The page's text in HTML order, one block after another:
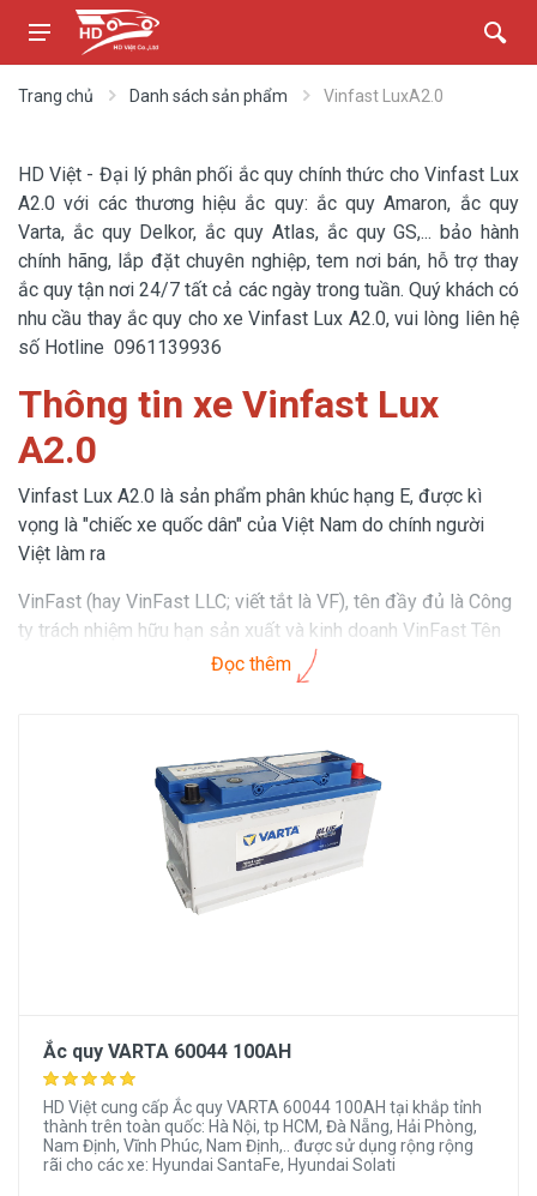
Trang chủ Danh sách sản phẩm Vinfast LuxA2.0
HD Việt - Đại lý phân phối ắc quy chính thức cho Vinfast Lux
A2.0 với các thương hiệu ắc quy: ắc quy Amaron, ắc quy
Varta, ắc quy Delkor, ắc quy Atlas, ắc quy GS,... bảo hành
chính hãng, lắp đặt chuyên nghiệp, tem nơi bán, hỗ trợ thay
ắc quy tận nơi 24/7 tất cả các ngày trong tuần. Quý khách có
nhu cầu thay ắc quy cho xe Vinfast Lux A2.0, vui lòng liên hệ
số Hotline 0961139936
Thông tin xe Vinfast Lux
A2.0
Vinfast Lux A2.0 là sản phẩm phân khúc hạng E, được kì
vọng là "chiếc xe quốc dân" của Việt Nam do chính người
Việt làm ra
VinFast (hay VinFast LLC; viết tắt là VF), tên đầy đủ là Công
ty trách nhiệm hữu hạn sản xuất và kinh doanh VinFast Tên
công ty là viết tắt của cụm từ "Việt Nam – Phong cách – An
toàn – Sáng tạo – Tiên phong". VinFast có một nhà máy lắp
Hình ảnh Vinfast Lux SA2.0
Đọc thêm
Ắc quy VARTA 60044 100AH
HD Việt cung cấp Ắc quy VARTA 60044 100AH tại khắp tỉnh
thành trên toàn quốc: Hà Nội, tp HCM, Đà Nẵng, Hải Phòng,
Nam Định, Vĩnh Phúc, Nam Định,.. được sử dụng rộng rộng
rãi cho các xe: Hyundai SantaFe, Hyundai Solati